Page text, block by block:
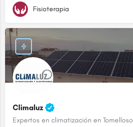
Fisioterapia
Climaluz
Expertos en climatización en Tomelloso